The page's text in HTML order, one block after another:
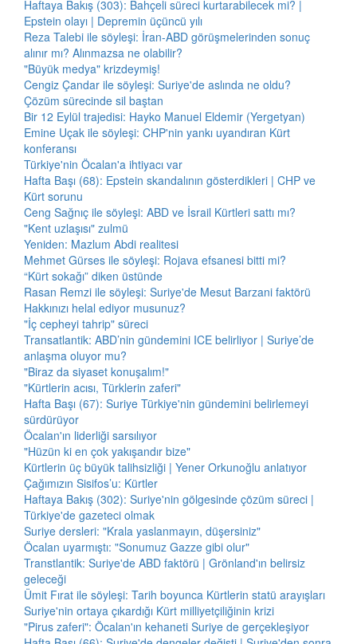
Haftaya Bakış (303): Bahçeli süreci kurtarabilecek mi? |
Epstein olayı | Depremin üçüncü yılı
Reza Talebi ile söyleşi: İran-ABD görüşmelerinden sonuç
alınır mı? Alınmazsa ne olabilir?
"Büyük medya" krizdeymiş!
Cengiz Çandar ile söyleşi: Suriye'de aslında ne oldu?
Çözüm sürecinde sil baştan
Bir 12 Eylül trajedisi: Hayko Manuel Eldemir (Yergetyan)
Emine Uçak ile söyleşi: CHP'nin yankı uyandıran Kürt
konferansı
Türkiye'nin Öcalan'a ihtiyacı var
Hafta Başı (68): Epstein skandalının gösterdikleri | CHP ve
Kürt sorunu
Ceng Sağnıç ile söyleşi: ABD ve İsrail Kürtleri sattı mı?
"Kent uzlaşısı" zulmü
Yeniden: Mazlum Abdi realitesi
Mehmet Gürses ile söyleşi: Rojava efsanesi bitti mi?
“Kürt sokağı” diken üstünde
Rasan Remzi ile söyleşi: Suriye'de Mesut Barzani faktörü
Hakkınızı helal ediyor musunuz?
"İç cepheyi tahrip" süreci
Transatlantik: ABD’nin gündemini ICE belirliyor | Suriye’de
anlaşma oluyor mu?
"Biraz da siyaset konuşalım!"
"Kürtlerin acısı, Türklerin zaferi"
Hafta Başı (67): Suriye Türkiye'nin gündemini belirlemeyi
sürdürüyor
Öcalan'ın liderliği sarsılıyor
"Hüzün ki en çok yakışandır bize"
Kürtlerin üç büyük talihsizliği | Yener Orkunoğlu anlatıyor
Çağımızın Sisifos’u: Kürtler
Haftaya Bakış (302): Suriye'nin gölgesinde çözüm süreci |
Türkiye'de gazeteci olmak
Suriye dersleri: "Krala yaslanmayın, düşersiniz"
Öcalan uyarmıştı: "Sonumuz Gazze gibi olur"
Transtlantik: Suriye'de ABD faktörü | Grönland'ın belirsiz
geleceği
Ümit Fırat ile söyleşi: Tarih boyunca Kürtlerin statü arayışları
Suriye'nin ortaya çıkardığı Kürt milliyetçiliğinin krizi
"Pirus zaferi": Öcalan'ın kehaneti Suriye de gerçekleşiyor